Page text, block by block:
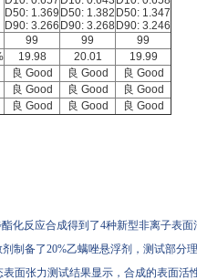
D50: 1.369
D90: 3.266
D50: 1.382
D90: 3.268
D50: 1.347
D90: 3.246
99 99
99
19.98 20.01
19.99
良 Good 良 Good
良 Good
良 Good 良 Good
良 Good
良 Good 良 Good 良 Good
化反应合成得到了4种新型非离子表
制备了20%乙螨唑悬浮剂，测试部分
面张力测试结果显示，合成的表面